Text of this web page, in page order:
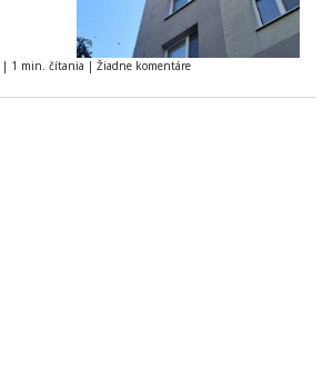
| 1 min. čítania | Žiadne komentáre